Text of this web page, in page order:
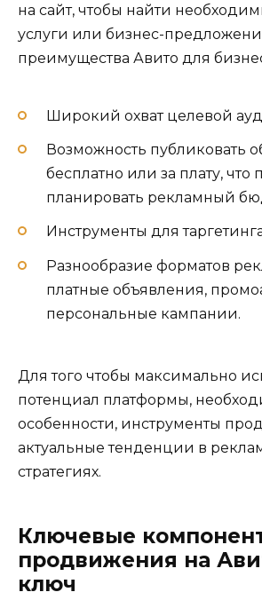
на сайт, чтобы найти
услуги или бизнес-
преимущества Авито для
Широкий охват целевой
Возможность публиковать
бесплатно или за плату, что
планировать рекламный
Инструменты для
Разнообразие форматов
платные объявления,
персональные кампании.
Для того чтобы максимально
потенциал платформы,
особенности, инструменты
актуальные тенденции в
стратегиях.
Ключевые
продвижения на
ключ